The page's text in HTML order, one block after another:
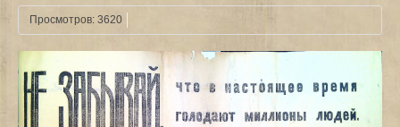
Просмотров: 3620